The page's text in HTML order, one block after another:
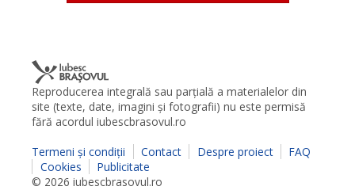
Reproducerea integrală sau parţială a materialelor din
site (texte, date, imagini şi fotografii) nu este permisă
fără acordul iubescbrasovul.ro
Termeni şi condiţii
Contact Despre proiect
FAQ
Cookies
Publicitate
© 2026 iubescbrasovul.ro